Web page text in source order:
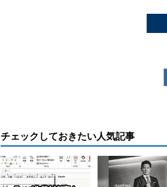
したり、Excel以外にもAccessデータ
データをズラリと並べただけのワー
もある。最も単純なものの1つは以下
う。
チェックしておきたい人気記事